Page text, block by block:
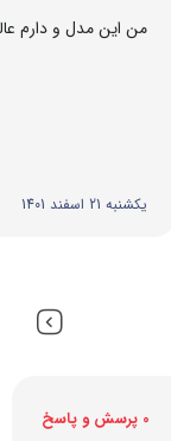
من این مدل و دارم
یکشنبه 21 اسفند 1401
0 پرسش و پاسخ